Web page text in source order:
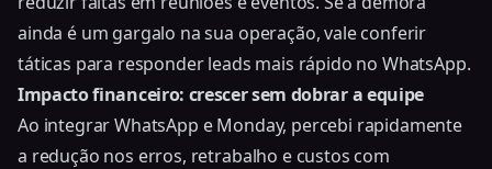
ainda é um gargalo na sua operação, vale conferir
táticas para responder leads mais rápido no WhatsApp.
Impacto financeiro: crescer sem dobrar a equipe
Ao integrar WhatsApp e Monday, percebi rapidamente
a redução nos erros, retrabalho e custos com